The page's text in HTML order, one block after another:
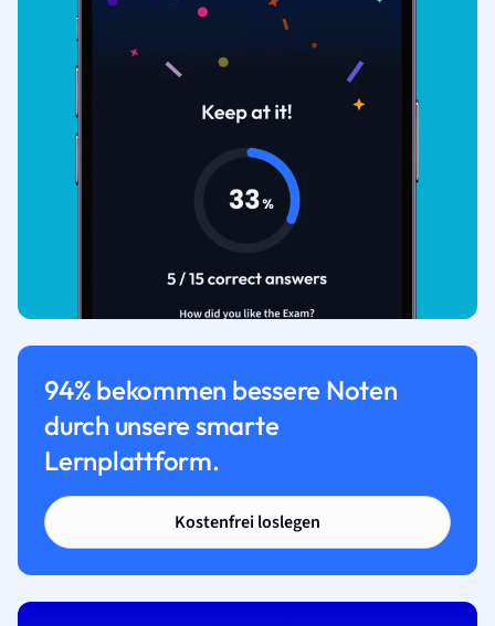
94% bekommen bessere Noten
durch unsere smarte
Lernplattform.
Kostenfrei loslegen